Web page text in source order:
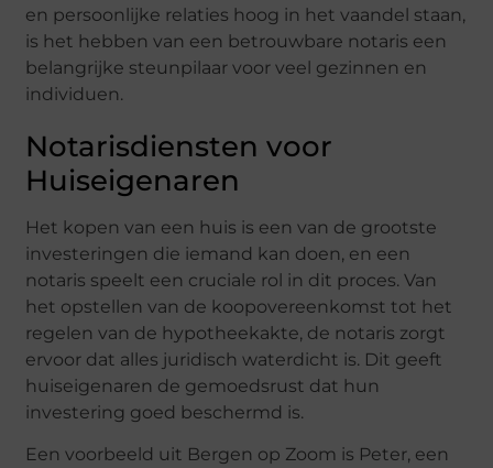
en persoonlijke relaties hoog in het vaandel staan,
is het hebben van een betrouwbare notaris een
belangrijke steunpilaar voor veel gezinnen en
individuen.
Notarisdiensten voor
Huiseigenaren
Het kopen van een huis is een van de grootste
investeringen die iemand kan doen, en een
notaris speelt een cruciale rol in dit proces. Van
het opstellen van de koopovereenkomst tot het
regelen van de hypotheekakte, de notaris zorgt
ervoor dat alles juridisch waterdicht is. Dit geeft
huiseigenaren de gemoedsrust dat hun
investering goed beschermd is.
Een voorbeeld uit Bergen op Zoom is Peter, een